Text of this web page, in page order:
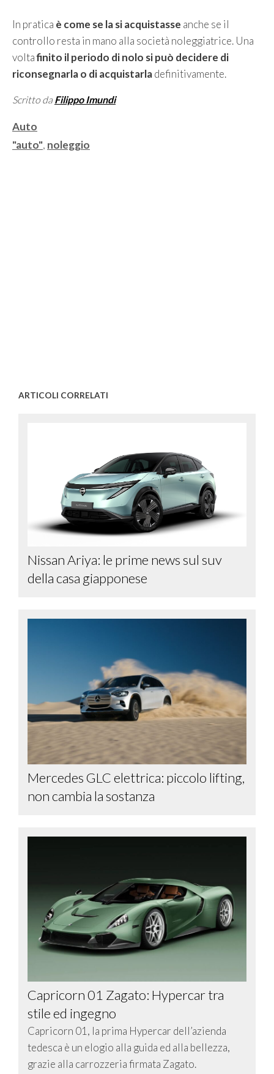
In pratica è come se la si acquistasse anche se il
controllo resta in mano alla società noleggiatrice. Una
voltafinito il periodo di nolo si può decidere di
riconsegnarla o di acquistarladefinitivamente.
Scritto da Filippo Imundi
Categorie
Auto
Tag
"auto", noleggio
ARTICOLI CORRELATI
Nissan Ariya: le prime news sul suv
della casa giapponese
Mercedes GLC elettrica: piccolo lifting,
non cambia la sostanza
Capricorn 01 Zagato: Hypercar tra
stile ed ingegno
Capricorn 01, la prima Hypercar dell’azienda
tedesca è un elogio alla guida ed alla bellezza,
grazie alla carrozzeria firmata Zagato.